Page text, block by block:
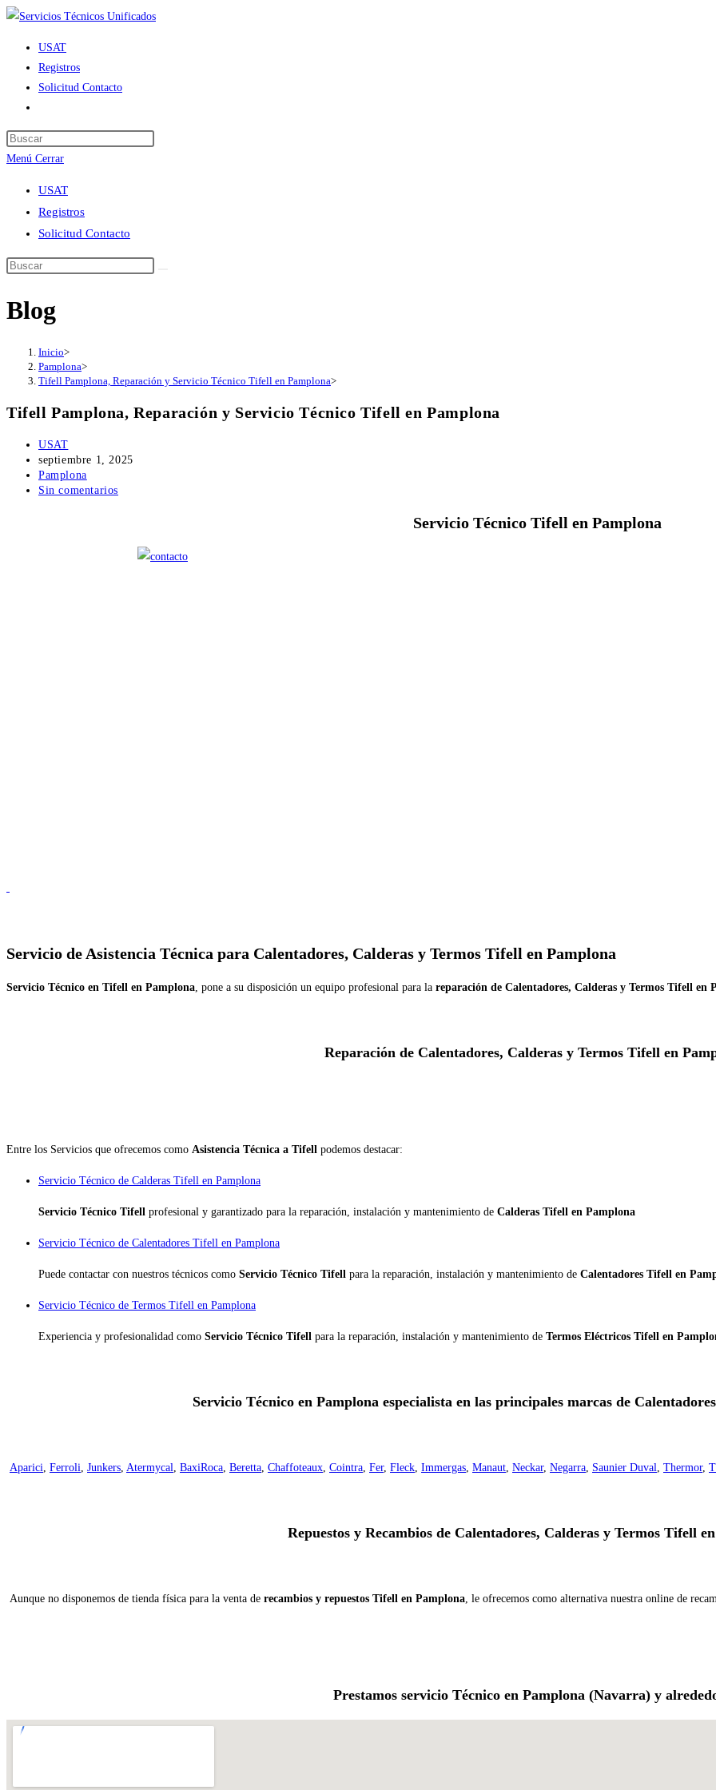
Ir
contenido
USAT
Registros
Solicitud Contacto
de
la
web
Menú Cerrar
USAT
Registros
Solicitud Contacto
Blog
Inicio>
Pamplona>
Tifell Pamplona, Reparación y Servicio Técnico Tifell en Pamplona>
Tifell Pamplona, Reparación y Servicio Técnico Tifell en Pamplona
Autor
de
la
entrada:
USAT
Publicación
de
la
septiembre 1, 2025
Categoría
de
Pamplona
Comentarios
Sin comentarios
Servicio Técnico Tifell en Pamplona
Servicio de Asistencia Técnica para Calentadores, Calderas y Termos Tifell en Pamplona
Servicio Técnico en Tifell en Pamplona, pone a su disposición un equipo profesional para la reparación de Calentadores, Calderas y Termos Tifell en
Reparación de Calentadores, Calderas y Termos Tifell en
Entre los Servicios que ofrecemos como Asistencia Técnica a Tifell podemos destacar:
Servicio Técnico de Calderas Tifell en Pamplona
Servicio Técnico Tifell profesional y garantizado para la reparación, instalación y mantenimiento de Calderas Tifell en Pamplona
Servicio Técnico de Calentadores Tifell en Pamplona
Puede contactar con nuestros técnicos como Servicio Técnico Tifell para la reparación, instalación y mantenimiento de Calentadores Tifell en
Servicio Técnico de Termos Tifell en Pamplona
Experiencia y profesionalidad como Servicio Técnico Tifell para la reparación, instalación y mantenimiento de Termos Eléctricos Tifell en
Servicio Técnico en Pamplona especialista en las principales marcas de
Aparici, Ferroli, Junkers, Atermycal, BaxiRoca, Beretta, Chaffoteaux, Cointra, Fer, Fleck, Immergas, Manaut, Neckar, Negarra, Saunier Duval, Thermor,
Repuestos y Recambios de Calentadores, Calderas y Termos Tifell
Aunque no disponemos de tienda física para la venta de recambios y repuestos Tifell en Pamplona, le ofrecemos como alternativa nuestra online de
Prestamos servicio Técnico en Pamplona (Navarra) y